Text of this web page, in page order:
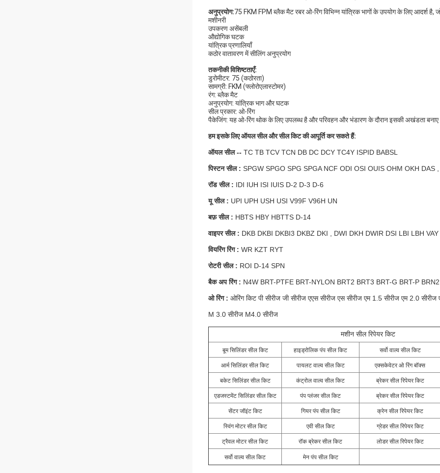
अनुप्रयोग:75 FKM FPM ब्लैक मैट रबर ओ-रिंग विभिन्न यांत्रिक भागों के उपयोग के लिए आदर्श है,
मशीनरी
उपकरण असेंबली
औद्योगिक घटक
यांत्रिक प्रणालियाँ
कठोर वातावरण में सीलिंग अनुप्रयोग
तकनीकी विशिष्टताएँ:
डुरोमीटर: 75 (कठोरता)
सामग्री: FKM (फ्लोरोएलास्टोमर)
रंग: ब्लैक मैट
अनुप्रयोग: यांत्रिक भाग और घटक
सील प्रकार: ओ-रिंग
पैकेजिंग: यह ओ-रिंग थोक के लिए उपलब्ध है और परिवहन और भंडारण के दौरान इसकी अखंडता बनाए
हम इसके लिए ऑयल सील और सील किट की आपूर्ति कर सकते हैं:
ऑयल सील -- TC TB TCV TCN DB DC DCY TC4Y ISPID BABSL
पिस्टन सील : SPGW SPGO SPG SPGA NCF ODI OSI OUIS OHM OKH DAS
रॉड सील : IDI IUH ISI IUIS D-2 D-3 D-6
यू सील : UPI UPH USH USI V99F V96H UN
बफ़ सील : HBTS HBY HBTTS D-14
वाइपर सील : DKB DKBI DKBI3 DKBZ DKI , DWI DKH DWIR DSI LBI LBH
वियरिंग रिंग : WR KZT RYT
रोटरी सील : ROI D-14 SPN
बैक अप रिंग : N4W BRT-PTFE BRT-NYLON BRT2 BRT3 BRT-G BRT-P
ओ रिंग : ओरिंग किट पी सीरीज जी सीरीज एएस सीरीज एस सीरीज एम 1.5 सीरीज एम 2.0
M 3.0 सीरीज M4.0 सीरीज
मशीन सील रिपेयर किट
बूम सिलिंडर सील किट हाइड्रोलिक पंप सील किट सर्वो वाल्व सील किट
आर्म सिलिंडर सील किट पायलट वाल्व सील किट एक्सकेवेटर ओ रिंग बॉक्स
बकेट सिलिंडर सील किट कंट्रोल वाल्व सील किट ब्रेकर सील रिपेयर किट
एडजस्टमेंट सिलिंडर सील किट पंप प्लंजर सील किट ब्रेकर सील रिपेयर किट
सेंटर जॉइंट किट गियर पंप सील किट क्रेन सील रिपेयर किट
स्विंग मोटर सील किट एवी सील किट ग्रेडर सील रिपेयर किट
ट्रैवल मोटर सील किट रॉक ब्रेकर सील किट लोडर सील रिपेयर किट
सर्वो वाल्व सील किट मेन पंप सील किट